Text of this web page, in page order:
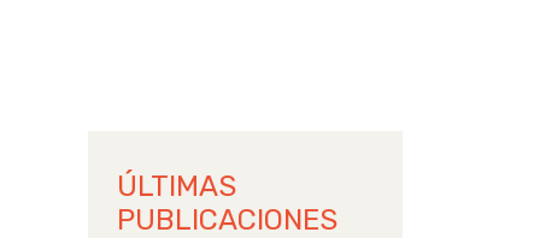
ÚLTIMAS
PUBLICACIONES